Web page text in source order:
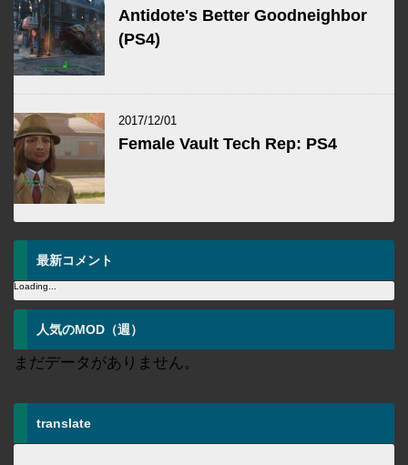
Antidote's Better Goodneighbor
(PS4)
2017/12/01
Female Vault Tech Rep: PS4
最新コメント
Loading...
人気のMOD（週）
まだデータがありません。
translate